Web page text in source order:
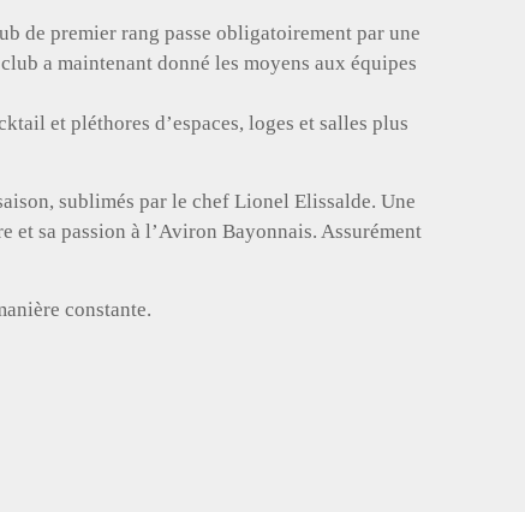
de premier rang passe obligatoirement par une
a maintenant donné les moyens aux équipes
et pléthores d’espaces, loges et salles plus
sublimés par le chef Lionel Elissalde. Une
sa passion à l’Aviron Bayonnais. Assurément
constante.